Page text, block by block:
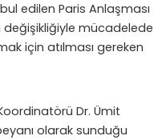
edilen Paris Anlaşması
değişikliğiyle mücadelede
için atılması gereken
Dr. Ümit
olarak sunduğu